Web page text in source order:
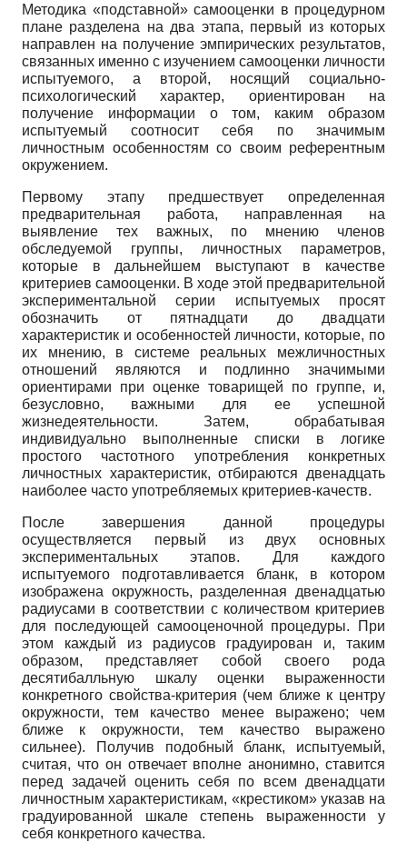
Методика «подставной» самооценки в процедурном
плане разделена на два этапа, первый из которых
направлен на получение эмпирических результатов,
связанных именно с изучением самооценки личности
испытуемого, а второй, носящий социально-
психологический характер, ориентирован на
получение информации о том, каким образом
испытуемый соотносит себя по значимым
личностным особенностям со своим референтным
окружением.
Первому этапу предшествует определенная
предварительная работа, направленная на
выявление тех важных, по мнению членов
обследуемой группы, личностных параметров,
которые в дальнейшем выступают в качестве
критериев самооценки. В ходе этой предварительной
экспериментальной серии испытуемых просят
обозначить от пятнадцати до двадцати
характеристик и особенностей личности, которые, по
их мнению, в системе реальных межличностных
отношений являются и подлинно значимыми
ориентирами при оценке товарищей по группе, и,
безусловно, важными для ее успешной
жизнедеятельности. Затем, обрабатывая
индивидуально выполненные списки в логике
простого частотного употребления конкретных
личностных характеристик, отбираются двенадцать
наиболее часто употребляемых критериев-качеств.
После завершения данной процедуры
осуществляется первый из двух основных
экспериментальных этапов. Для каждого
испытуемого подготавливается бланк, в котором
изображена окружность, разделенная двенадцатью
радиусами в соответствии с количеством критериев
для последующей самооценочной процедуры. При
этом каждый из радиусов градуирован и, таким
образом, представляет собой своего рода
десятибалльную шкалу оценки выраженности
конкретного свойства-критерия (чем ближе к центру
окружности, тем качество менее выражено; чем
ближе к окружности, тем качество выражено
сильнее). Получив подобный бланк, испытуемый,
считая, что он отвечает вполне анонимно, ставится
перед задачей оценить себя по всем двенадцати
личностным характеристикам, «крестиком» указав на
градуированной шкале степень выраженности у
себя конкретного качества.